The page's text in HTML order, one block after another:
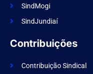
SindMogi
SindJundiaí
Contribuições
Contribuição Sindical